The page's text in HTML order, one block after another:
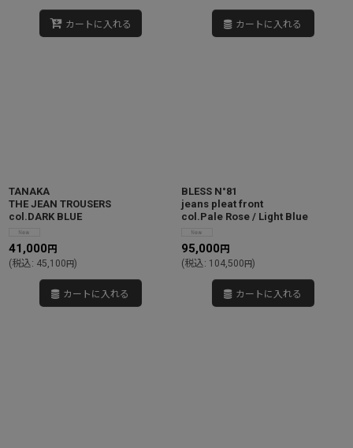
カートに入れる カートに入れる
TANAKA
THE JEAN TROUSERS
col.DARK BLUE
41,000 円
(税込: 45,100円)
カートに入れる
BLESS N°81
jeans pleat front
col.Pale Rose / Light Blue
95,000 円
(税込: 104,500円)
カートに入れる